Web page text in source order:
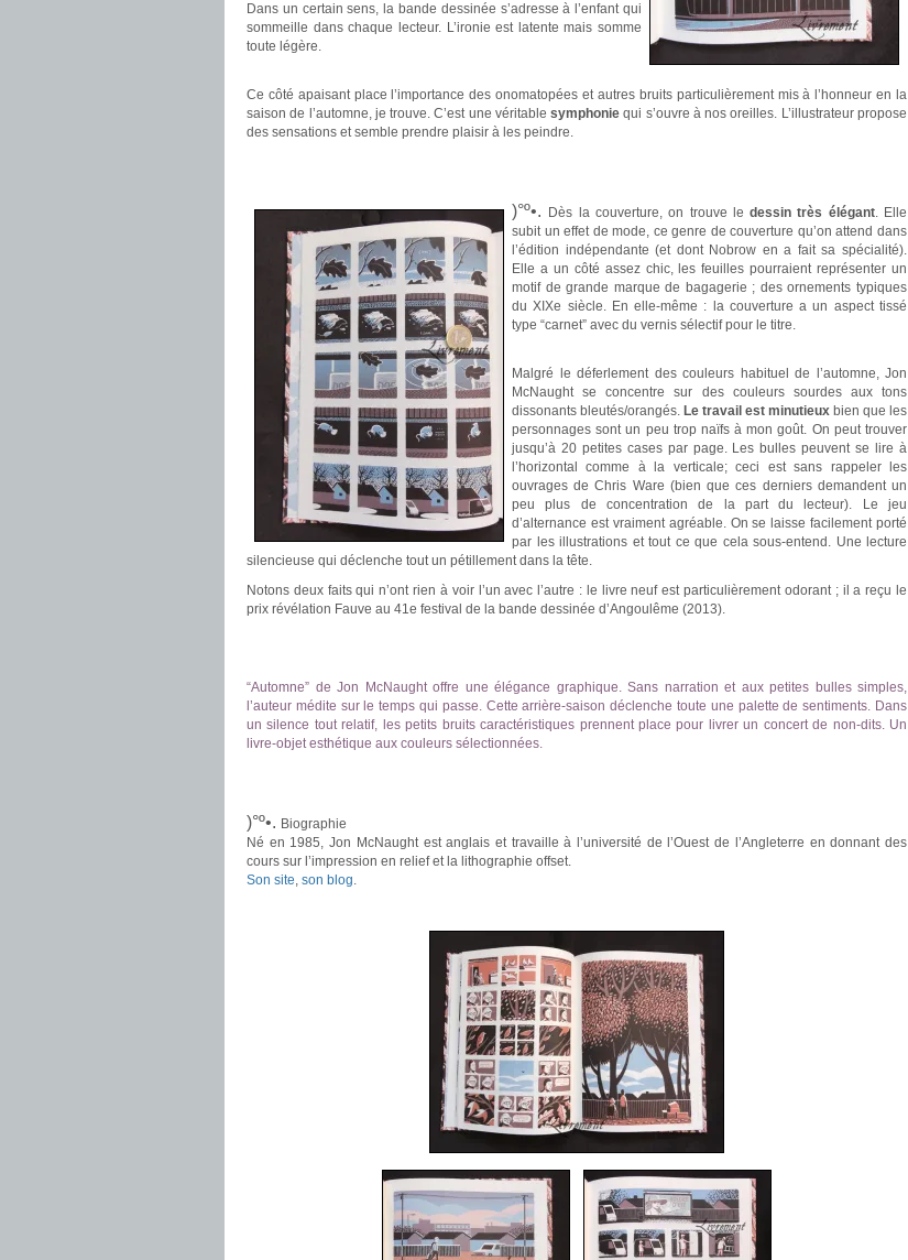
Dans un certain sens, la bande dessinée s’adresse à l’enfant qui
sommeille dans chaque lecteur. L’ironie est latente mais somme
toute légère.
Ce côté apaisant place l’importance des onomatopées et autres bruits particulièrement mis à l’honneur en la
saison de l’automne, je trouve. C’est une véritablesymphonie qui s’ouvre à nos oreilles. L’illustrateur propose
des sensations et semble prendre plaisir à les peindre.
)°º•. Dès la couverture, on trouve ledessin très élégant. Elle
subit un effet de mode, ce genre de couverture qu’on attend dans
l’édition indépendante (et dont Nobrow en a fait sa spécialité).
Elle a un côté assez chic, les feuilles pourraient représenter un
motif de grande marque de bagagerie ; des ornements typiques
du XIXe siècle. En elle-même : la couverture a un aspect tissé
type “carnet” avec du vernis sélectif pour le titre.
Malgré le déferlement des couleurs habituel de l’automne, Jon
McNaught se concentre sur des couleurs sourdes aux tons
dissonants bleutés/orangés. Le travail est minutieux bien que les
personnages sont un peu trop naïfs à mon goût. On peut trouver
jusqu’à 20 petites cases par page. Les bulles peuvent se lire à
l’horizontal comme à la verticale; ceci est sans rappeler les
ouvrages de Chris Ware (bien que ces derniers demandent un
peu plus de concentration de la part du lecteur). Le jeu
d’alternance est vraiment agréable. On se laisse facilement porté
par les illustrations et tout ce que cela sous-entend. Une lecture
silencieuse qui déclenche tout un pétillement dans la tête.
Notons deux faits qui n’ont rien à voir l’un avec l’autre : le livre neuf est particulièrement odorant ; il a reçu le
prix révélation Fauve au 41e festival de la bande dessinée d’Angoulême (2013).
“Automne” de Jon McNaught offre une élégance graphique. Sans narration et aux petites bulles simples,
l’auteur médite sur le temps qui passe. Cette arrière-saison déclenche toute une palette de sentiments. Dans
un silence tout relatif, les petits bruits caractéristiques prennent place pour livrer un concert de non-dits. Un
livre-objet esthétique aux couleurs sélectionnées.
)°º•. Biographie
Né en 1985, Jon McNaught est anglais et travaille à l’université de l’Ouest de l’Angleterre en donnant des
cours sur l’impression en relief et la lithographie offset.
Son site, son blog.